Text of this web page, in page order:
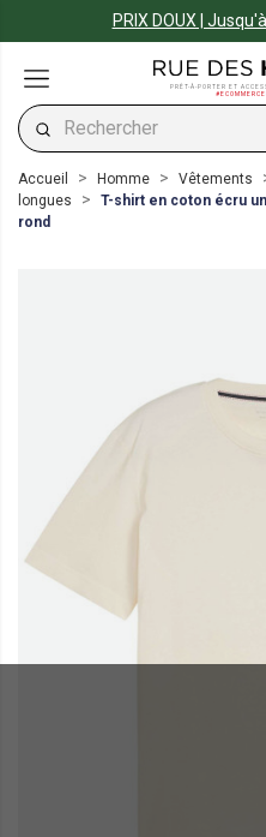
PRIX DOUX |
PRÊT-À-PORTER ET
#ECOMMERCE
Accueil Homme Vêtements
longues
T-shirt en coton écru
rond